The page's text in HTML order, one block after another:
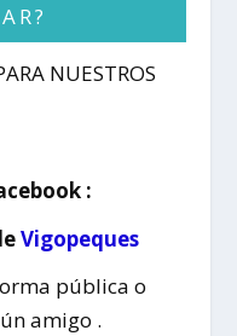
NUESTROS
:
Vigopeques
pública o
amigo .